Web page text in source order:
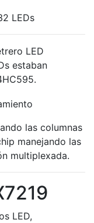
LED
estaban
las columnas
manejando las
multiplexada.
LED,